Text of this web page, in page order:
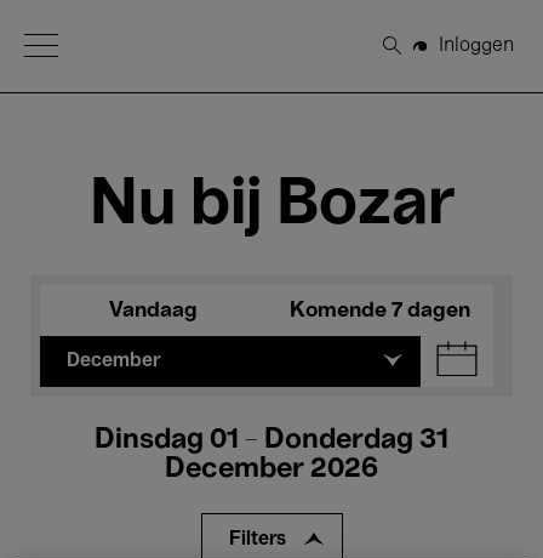
Open Menu
Zoeken
Inloggen
Nu bij Bozar
Vandaag Komende 7 dagen
December
Dinsdag 01 - Donderdag 31
December 2026
Filters